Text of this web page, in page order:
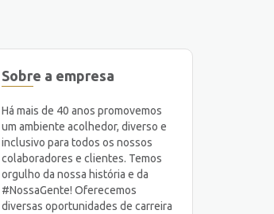
Sobre a empresa
Há mais de 40 anos promovemos
um ambiente acolhedor, diverso e
inclusivo para todos os nossos
colaboradores e clientes. Temos
orgulho da nossa história e da
#NossaGente! Oferecemos
diversas oportunidades de carreira